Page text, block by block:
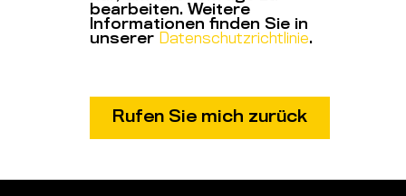
bearbeiten. Weitere
Informationen finden Sie in
unserer Datenschutzrichtlinie.